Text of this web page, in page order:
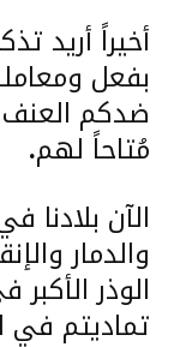
أخيراً أريد
بفعل
ضدكم العنف
مُتاحاً لهم.
الآن
والدمار
الوذر
تماديتم في